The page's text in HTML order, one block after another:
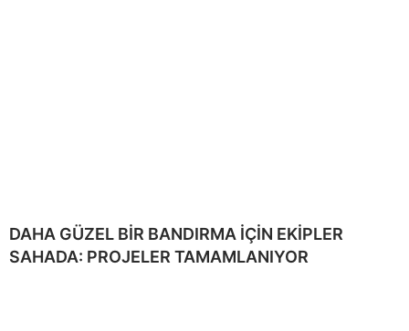
DAHA GÜZEL BİR BANDIRMA İÇİN EKİPLER
SAHADA: PROJELER TAMAMLANIYOR